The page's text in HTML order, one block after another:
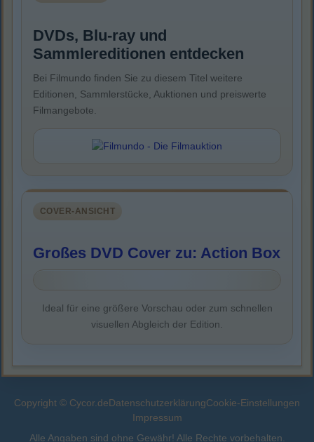
DVDs, Blu-ray und
Sammlereditionen entdecken
Bei Filmundo finden Sie zu diesem Titel weitere
Editionen, Sammlerstücke, Auktionen und preiswerte
Filmangebote.
COVER-ANSICHT
Großes DVD Cover zu: Action Box
Ideal für eine größere Vorschau oder zum schnellen
visuellen Abgleich der Edition.
Copyright © Cycor.deDatenschutzerklärungCookie-Einstellungen
Impressum
Alle Angaben sind ohne Gewähr! Alle Rechte vorbehalten.